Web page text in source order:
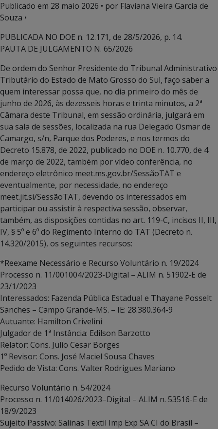
Publicado em 28 maio 2026 • por Flaviana Vieira Garcia de
Souza •
PUBLICADA NO DOE n. 12.171, de 28/5/2026, p. 14.
PAUTA DE JULGAMENTO N. 65/2026
De ordem do Senhor Presidente do Tribunal Administrativo
Tributário do Estado de Mato Grosso do Sul, faço saber a
quem interessar possa que, no dia primeiro do mês de
junho de 2026, às dezesseis horas e trinta minutos, a 2ª
Câmara deste Tribunal, em sessão ordinária, julgará em
sua sala de sessões, localizada na rua Delegado Osmar de
Camargo, s/n, Parque dos Poderes, e nos termos do
Decreto 15.878, de 2022, publicado no DOE n. 10.770, de 4
de março de 2022, também por vídeo conferência, no
endereço eletrônico meet.ms.gov.br/SessãoTAT e
eventualmente, por necessidade, no endereço
meet.jit.si/SessãoTAT, devendo os interessados em
participar ou assistir à respectiva sessão, observar,
também, as disposições contidas no art. 119-C, incisos II, III,
IV, § 5º e 6º do Regimento Interno do TAT (Decreto n.
14.320/2015), os seguintes recursos:
*Reexame Necessário e Recurso Voluntário n. 19/2024
Processo n. 11/001004/2023-Digital – ALIM n. 51902-E de
23/1/2023
Interessados: Fazenda Pública Estadual e Thayane Posselt
Sanches – Campo Grande-MS. – IE: 28.380.364-9
Autuante: Hamilton Crivelini
Julgador de 1ª Instância: Edilson Barzotto
Relator: Cons. Julio Cesar Borges
1º Revisor: Cons. José Maciel Sousa Chaves
Pedido de Vista: Cons. Valter Rodrigues Mariano
Recurso Voluntário n. 54/2024
Processo n. 11/014026/2023–Digital – ALIM n. 53516-E de
18/9/2023
Sujeito Passivo: Salinas Textil Imp Exp SA CI do Brasil –